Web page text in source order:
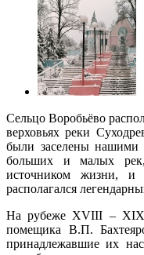
Сельцо Воробьёво
верховьях реки
были заселены нашими
больших и малых
источником жизни, и
располагался
На рубеже XVIII – XIX
помещика В.П.
принадлежавшие их